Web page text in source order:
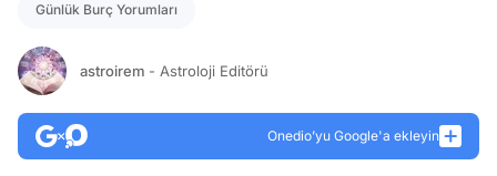
Günlük Burç Yorumları
astroirem - Astroloji Editörü
Onedio’yu Google'a ekleyin